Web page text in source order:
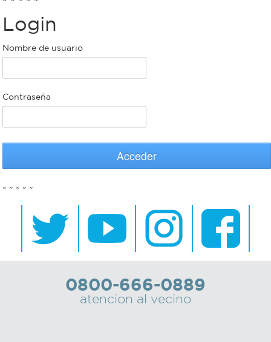
Bromatología
Rentas
Municipal
bondi
Recorrido
colectivos
Recarga
Personal
municipal
Login
Nombre de usuario
Contraseña
Acceder
~ ~ ~ ~ ~
0800-666-0889
atencion al vecino